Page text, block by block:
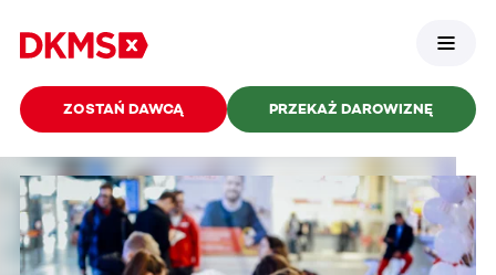
ZOSTAŃ DAWCĄ PRZEKAŻ DAROWIZNĘ